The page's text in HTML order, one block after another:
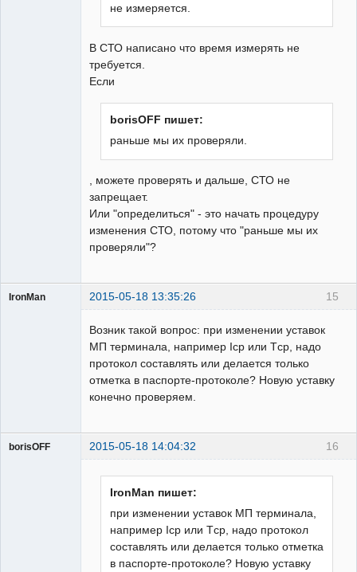
не измеряется.
В СТО написано что время измерять не
требуется.
Если
borisOFF пишет:
раньше мы их проверяли.
, можете проверять и дальше, СТО не
запрещает.
Или "определиться" - это начать процедуру
изменения СТО, потому что "раньше мы их
проверяли"?
15
IronMan 2015-05-18 13:35:26
Возник такой вопрос: при изменении уставок
МП терминала, например Iср или Tср, надо
протокол составлять или делается только
отметка в паспорте-протоколе? Новую уставку
конечно проверяем.
16
borisOFF 2015-05-18 14:04:32
IronMan пишет:
при изменении уставок МП терминала,
например Iср или Tср, надо протокол
составлять или делается только отметка
в паспорте-протоколе? Новую уставку